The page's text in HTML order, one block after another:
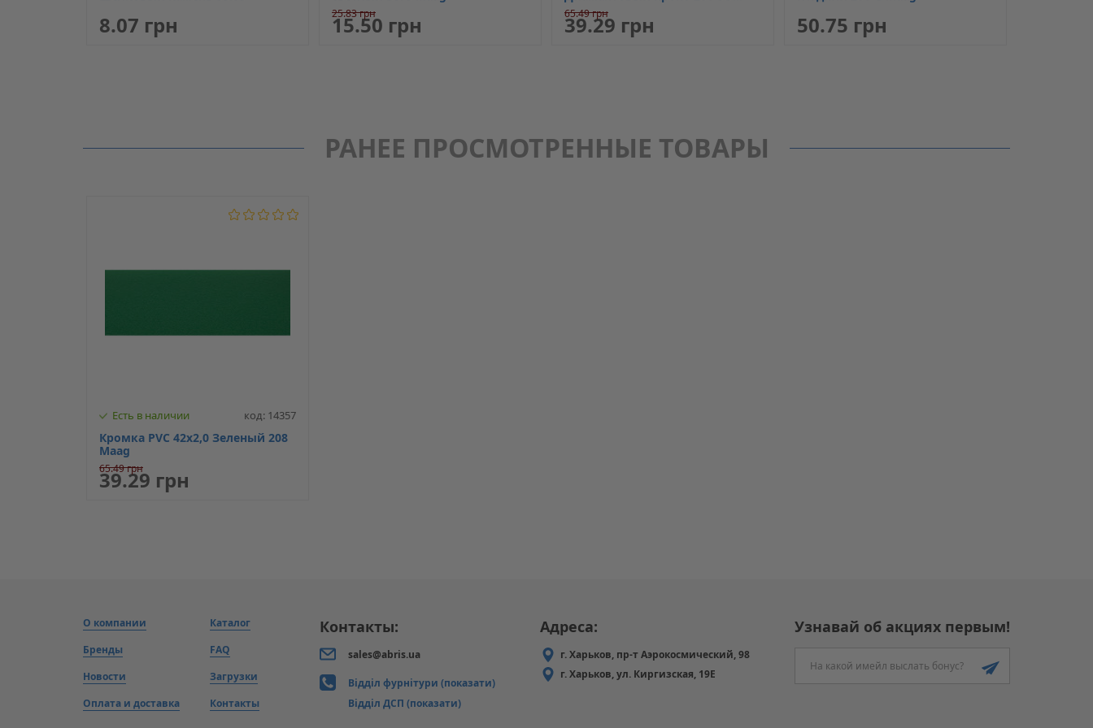
8.07 грн 25.83 грн
15.50 грн
Maag
65.49 грн
39.29 грн 50.75 грн
РАНЕЕ ПРОСМОТРЕННЫЕ ТОВАРЫ
Есть в наличии код: 14357
Кромка PVC 42х2,0 Зеленый 208
Maag
65.49 грн
39.29 грн
О компании
Бренды
Новости
Оплата и доставка
Каталог
FAQ
Загрузки
Контакты
Контакты:
sales@abris.ua
Відділ фурнітури (показати)
Відділ ДСП (показати)
Адреса:
г. Харьков, пр-т Аэрокосмический, 98
г. Харьков, ул. Киргизская, 19Е
Узнавай об акциях первым!